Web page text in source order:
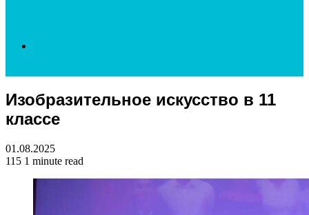
for
Изобразительное искусство в 11
классе
01.08.2025
115 1 minute read